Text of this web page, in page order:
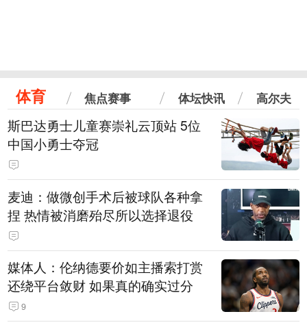
体育 焦点赛事 体坛快讯 高尔夫
斯巴达勇士儿童赛崇礼云顶站 5位
中国小勇士夺冠
麦迪：做微创手术后被球队各种拿
捏 热情被消磨殆尽所以选择退役
媒体人：伦纳德要价如主播索打赏
还绕平台敛财 如果真的确实过分
9